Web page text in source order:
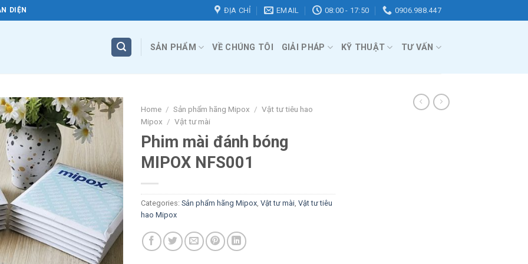
DIỆN ĐỊA CHỈ EMAIL 08:00 - 17:50 0906.988.447
SẢN PHẨM VỀ CHÚNG TÔI GIẢI PHÁP KỸ THUẬT TƯ VẤN
Home / Sản phẩm hãng Mipox / Vật tư tiêu hao
Mipox / Vật tư mài
Phim mài đánh bóng
MIPOX NFS001
Categories: Sản phẩm hãng Mipox Vật tư mài Vật tư tiêu
hao Mipox